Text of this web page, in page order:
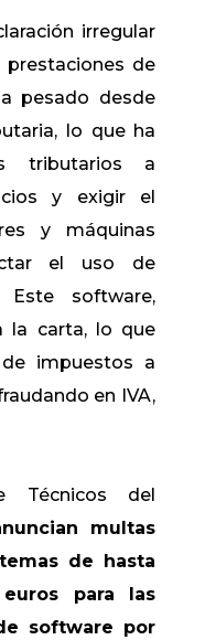
irregular
de
pesado desde
lo que ha
tributarios a
y exigir el
y máquinas
el uso de
Este software,
la carta, lo que
de impuestos a
en IVA,
Técnicos del
multas
de hasta
para las
software por